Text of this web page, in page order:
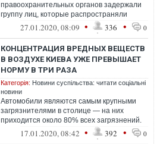
правоохранительных органов задержали
группу лиц, которые распространяли
наркотики и особо опасные психотропные
27.01.2020, 08:09 • 336 • 0
КОНЦЕНТРАЦИЯ ВРЕДНЫХ ВЕЩЕСТВ
В ВОЗДУХЕ КИЕВА УЖЕ ПРЕВЫШАЕТ
НОРМУ В ТРИ РАЗА
Категорія: Новини суспільства: читати соціальні
новини
Автомобили являются самым крупными
загрязнителями в столице — на них
приходится около 80% всех загрязнений.
Остальные 20% приходятся на
работающие пре...
17.01.2020, 08:42 • 392 • 0